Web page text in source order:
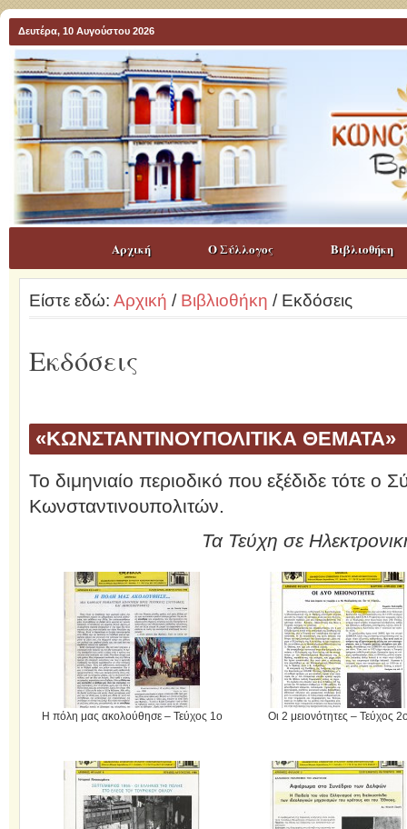
Δευτέρα, 10 Αυγούστου 2026
Αρχική Ο Σύλλογος Βιβλιοθήκη
Είστε εδώ: Αρχική / Βιβλιοθήκη / Εκδόσεις
Εκδόσεις
«ΚΩΝΣΤΑΝΤΙΝΟΥΠΟΛΙΤΙΚΑ ΘΕΜΑΤΑ»
Το διμηνιαίο περιοδικό που εξέδιδε τότε ο
Κωνσταντινουπολιτών.
Τα Τεύχη σε
Η πόλη μας ακολούθησε – Τεύχος 1ο Οι 2 μειονότητες – Τεύχος